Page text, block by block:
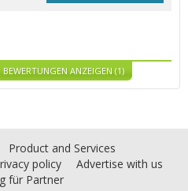
BEWERTUNGEN ANZEIGEN (1)
Product and Services
policy
Advertise with us
für Partner